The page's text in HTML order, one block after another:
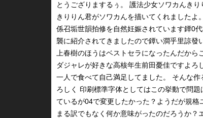
とうござりまするぅ。 護法少女ソワカんき
きりりん君がソワカんを描いてくれました
係召垢世韻拍修を自然妊娠されています鐔0
襲に紹介されてきましたので鐔い澗乎里諒
上春樹のほうはベストセラになったんだか
ダジャレが好きな高核年生前田憂佳ですよ
一人で食べて自己満足してました。 そんな
ろしく 印刷標準字体としてはこの挙動で問
ているが04で変更したかった？ようだが規
まる訳でもなく何か意味がったのだろうか